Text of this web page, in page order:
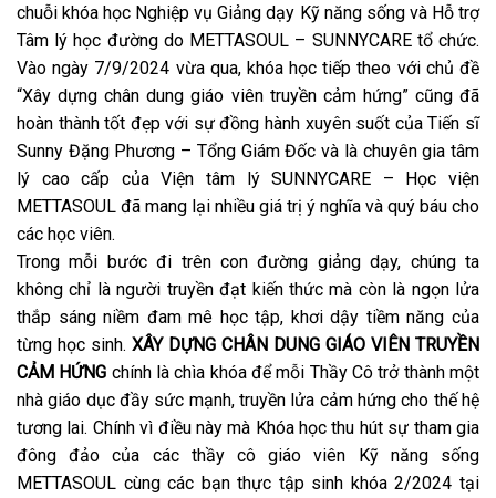
chuỗi khóa học Nghiệp vụ Giảng dạy Kỹ năng sống và Hỗ trợ
Tâm lý học đường do METTASOUL – SUNNYCARE tổ chức.
Vào ngày 7/9/2024 vừa qua, khóa học tiếp theo với chủ đề
“Xây dựng chân dung giáo viên truyền cảm hứng” cũng đã
hoàn thành tốt đẹp với sự đồng hành xuyên suốt của Tiến sĩ
Sunny Đặng Phương – Tổng Giám Đốc và là chuyên gia tâm
lý cao cấp của Viện tâm lý SUNNYCARE – Học viện
METTASOUL đã mang lại nhiều giá trị ý nghĩa và quý báu cho
các học viên.
Trong mỗi bước đi trên con đường giảng dạy, chúng ta
không chỉ là người truyền đạt kiến thức mà còn là ngọn lửa
thắp sáng niềm đam mê học tập, khơi dậy tiềm năng của
từng học sinh. XÂY DỰNG CHÂN DUNG GIÁO VIÊN TRUYỀN
CẢM HỨNG chính là chìa khóa để mỗi Thầy Cô trở thành một
nhà giáo dục đầy sức mạnh, truyền lửa cảm hứng cho thế hệ
tương lai. Chính vì điều này mà Khóa học thu hút sự tham gia
đông đảo của các thầy cô giáo viên Kỹ năng sống
METTASOUL cùng các bạn thực tập sinh khóa2/2024tại